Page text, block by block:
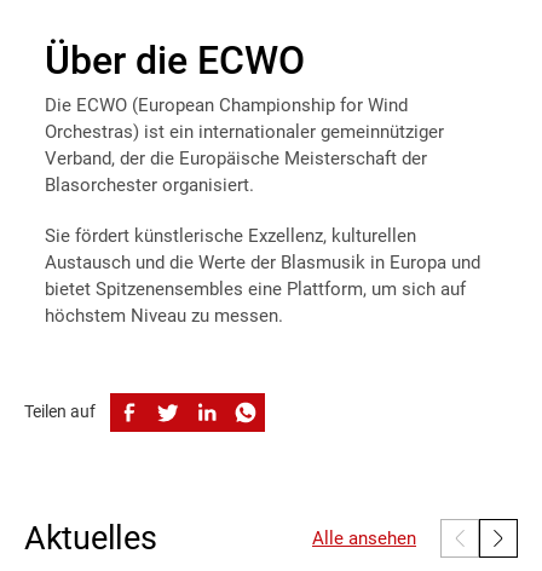
Über die ECWO
Die ECWO (European Championship for Wind
Orchestras) ist ein internationaler gemeinnütziger
Verband, der die Europäische Meisterschaft der
Blasorchester organisiert.
Sie fördert künstlerische Exzellenz, kulturellen
Austausch und die Werte der Blasmusik in Europa und
bietet Spitzenensembles eine Plattform, um sich auf
höchstem Niveau zu messen.
Teilen auf
Aktuelles Alle ansehen